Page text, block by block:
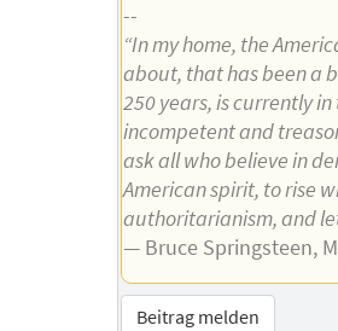
--
“In my home, the
about, that has been a
250 years, is currently
incompetent and
ask all who believe in
American spirit, to rise
authoritarianism, and
— Bruce Springsteen,
Beitrag melden